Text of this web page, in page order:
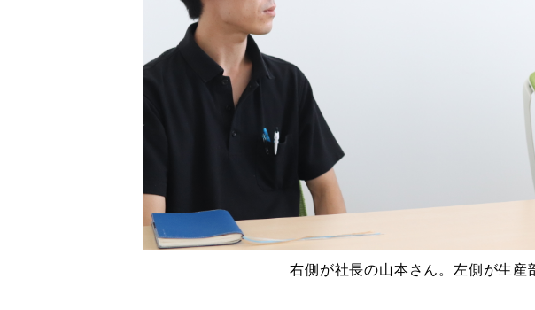
右側が社長の山本さん。左側が生産